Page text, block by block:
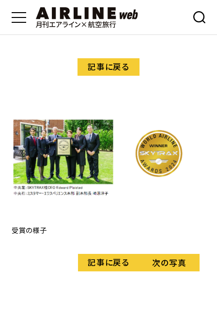
記事に戻る
受賞の様子
記事に戻る 次の写真